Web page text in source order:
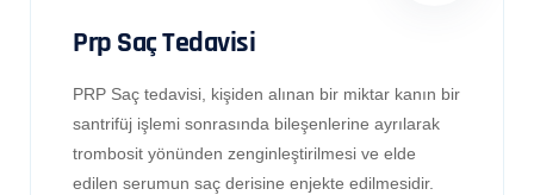
Prp Saç Tedavisi
PRP Saç tedavisi, kişiden alınan bir miktar kanın bir
santrifüj işlemi sonrasında bileşenlerine ayrılarak
trombosit yönünden zenginleştirilmesi ve elde
edilen serumun saç derisine enjekte edilmesidir.